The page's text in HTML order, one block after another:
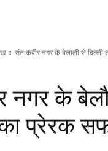
संत कबीर नगर के बेलौली से दिल्ली
नगर के
का प्रेरक